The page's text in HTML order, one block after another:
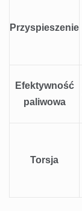
Przyspieszenie
Efektywność
paliwowa
Torsja